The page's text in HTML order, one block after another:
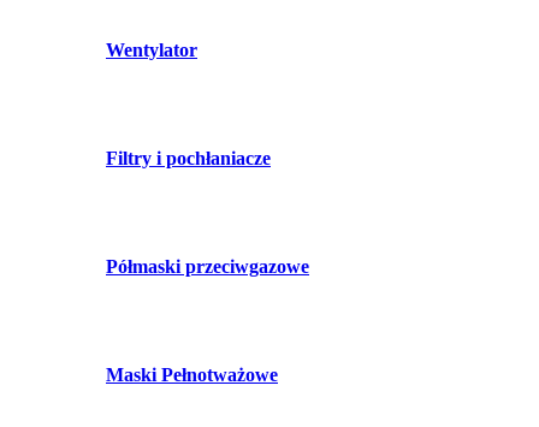
Wentylator
Filtry i pochłaniacze
Półmaski przeciwgazowe
Maski Pełnotważowe